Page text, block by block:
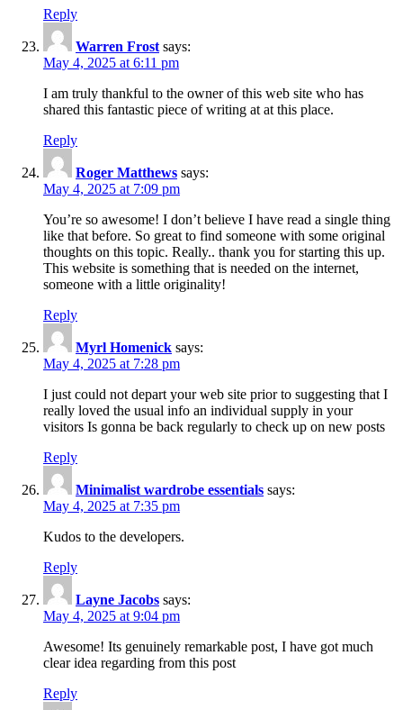
Reply
Warren Frost says:
May 4, 2025 at 6:11 pm
I am truly thankful to the owner of this web site who has
shared this fantastic piece of writing at at this place.
Reply
Roger Matthews says:
May 4, 2025 at 7:09 pm
You’re so awesome! I don’t believe I have read a single thing
like that before. So great to find someone with some original
thoughts on this topic. Really.. thank you for starting this up.
This website is something that is needed on the internet,
someone with a little originality!
Reply
Myrl Homenick says:
May 4, 2025 at 7:28 pm
I just could not depart your web site prior to suggesting that I
really loved the usual info an individual supply in your
visitors Is gonna be back regularly to check up on new posts
Reply
Minimalist wardrobe essentials says:
May 4, 2025 at 7:35 pm
Kudos to the developers.
Reply
Layne Jacobs says:
May 4, 2025 at 9:04 pm
Awesome! Its genuinely remarkable post, I have got much
clear idea regarding from this post
Reply